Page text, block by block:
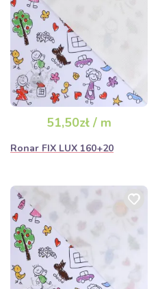
51,50zł / m
Ronar FIX LUX 160+20